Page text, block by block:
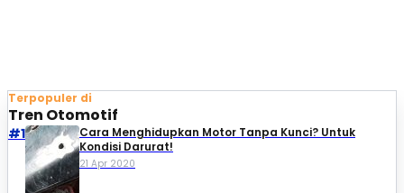
Terpopuler di
Tren Otomotif
#1
Cara Menghidupkan Motor Tanpa Kunci? Untuk
Kondisi Darurat!
21 Apr 2020